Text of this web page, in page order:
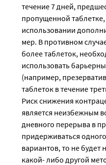
течение 7 дней,
пропущенной
использовании
мер. В противном
более таблеток,
использовать
(например,
таблеток в течение
Риск снижения
является неизбежным
дневного перерыва в
придерживаться
вариантов, то не будет
какой- либо другой